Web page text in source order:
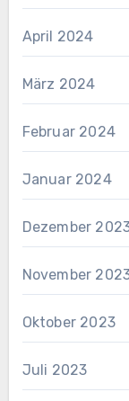
April 2024
März 2024
Februar 2024
Januar 2024
Dezember
November
Oktober 2023
Juli 2023